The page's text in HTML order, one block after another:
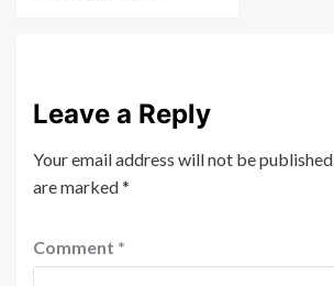
Leave a Reply
Your email address will not be published.
are marked*
Comment *